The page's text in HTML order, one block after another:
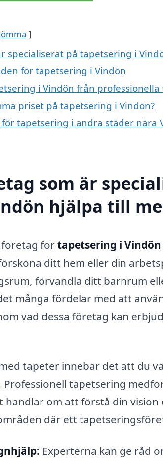
specialiserat på tapetsering i
för tapetsering i Vindön
i Vindön från professionella
priset på tapetsering i Vindön?
tapetsering i andra städer nära
som är
hjälpa till
förtapetsering i Vindön
ditt hem eller din
förvandla ditt barnrum
många fördelar med att
vad dessa företag kan
tapeter innebär det att du
tapetsering
handlar om att förstå din vision
där ett
Experterna kan ge råd